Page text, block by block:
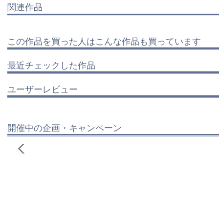
関連作品
この作品を買った人はこんな作品も買っています
最近チェックした作品
ユーザーレビュー
開催中の企画・キャンペーン